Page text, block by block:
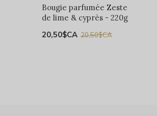
Bougie parfumée Zeste
de lime & cyprès - 220g
20,50$CA 20,50$CA